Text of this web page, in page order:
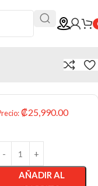
: ₡25,990.00
AÑADIR AL